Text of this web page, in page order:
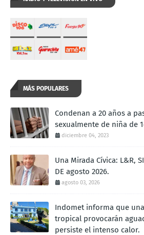
MÁS POPULARES
Condenan a 20 años a
sexualmente de niña de
diciembre 04, 2023
Una Mirada Cívica: L&R,
DE agosto 2026.
agosto 03, 2026
Indomet informa que
tropical provocarán
persiste el intenso calor.